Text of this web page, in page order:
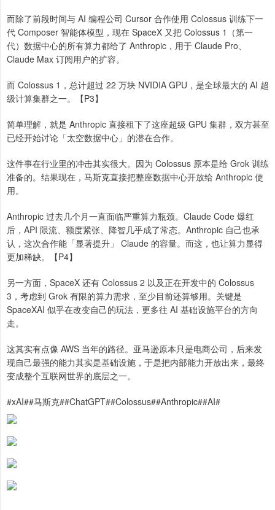
而除了前段时间与 AI 编程公司 Cursor 合作使用 Colossus 训练下一
代 Composer 智能体模型，现在 SpaceX 又把 Colossus 1（第一
代）数据中心的所有算力都给了 Anthropic，用于 Claude Pro、
Claude Max 订阅用户的扩容。
而 Colossus 1，总计超过 22 万块 NVIDIA GPU，是全球最大的 AI 超
级计算集群之一。【P3】
简单理解，就是 Anthropic 直接租下了这座超级 GPU 集群，双方甚至
已经开始讨论「太空数据中心」的潜在合作。
这件事在行业里的冲击其实很大。因为 Colossus 原本是给 Grok 训练
准备的。结果现在，马斯克直接把整座数据中心开放给 Anthropic 使
用。
Anthropic 过去几个月一直面临严重算力瓶颈。Claude Code 爆红
后，API 限流、额度紧张、降智几乎成了常态。Anthropic 自己也承
认，这次合作能「显著提升」 Claude 的容量。而这，也让算力显得
更加稀缺。【P4】
另一方面，SpaceX 还有 Colossus 2 以及正在开发中的 Colossus
3，考虑到 Grok 有限的算力需求，至少目前还算够用。关键是
SpaceXAI 似乎在改变自己的玩法，更多往 AI 基础设施平台的方向
走。
这其实有点像 AWS 当年的路径。亚马逊原本只是电商公司，后来发
现自己最强的能力其实是基础设施，于是把内部能力开放出来，最终
变成整个互联网世界的底层之一。
#xAI##马斯克##ChatGPT##Colossus##Anthropic##AI#